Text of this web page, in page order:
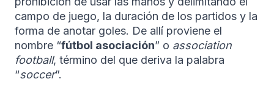
campo de juego, la duración de los partidos y la
forma de anotar goles. De allí proviene el
nombre “fútbol asociación” o association
football, término del que deriva la palabra
“soccer”.